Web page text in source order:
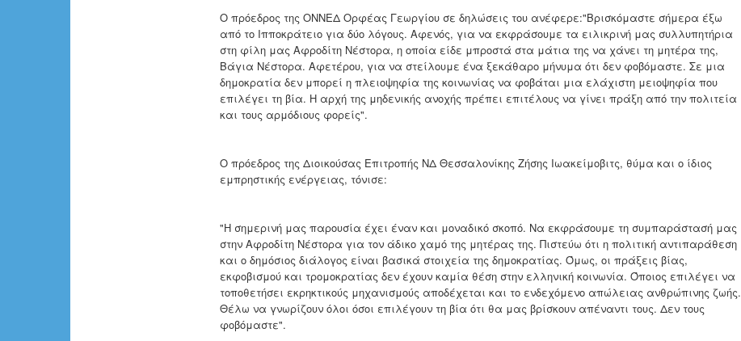
Ο πρόεδρος της ΟΝΝΕΔ Ορφέας Γεωργίου σε δηλώσεις του ανέφερε:"Βρισκόμαστε σήμερα έξω
από το Ιπποκράτειο για δύο λόγους. Αφενός, για να εκφράσουμε τα ειλικρινή μας συλλυπητήρια
στη φίλη μας Αφροδίτη Νέστορα, η οποία είδε μπροστά στα μάτια της να χάνει τη μητέρα της,
Βάγια Νέστορα. Αφετέρου, για να στείλουμε ένα ξεκάθαρο μήνυμα ότι δεν φοβόμαστε. Σε μια
δημοκρατία δεν μπορεί η πλειοψηφία της κοινωνίας να φοβάται μια ελάχιστη μειοψηφία που
επιλέγει τη βία. Η αρχή της μηδενικής ανοχής πρέπει επιτέλους να γίνει πράξη από την πολιτεία
και τους αρμόδιους φορείς".
Ο πρόεδρος της Διοικούσας Επιτροπής ΝΔ Θεσσαλονίκης Ζήσης Ιωακείμοβιτς, θύμα και ο ίδιος
εμπρηστικής ενέργειας, τόνισε:
"Η σημερινή μας παρουσία έχει έναν και μοναδικό σκοπό. Να εκφράσουμε τη συμπαράστασή μας
στην Αφροδίτη Νέστορα για τον άδικο χαμό της μητέρας της. Πιστεύω ότι η πολιτική αντιπαράθεση
και ο δημόσιος διάλογος είναι βασικά στοιχεία της δημοκρατίας. Όμως, οι πράξεις βίας,
εκφοβισμού και τρομοκρατίας δεν έχουν καμία θέση στην ελληνική κοινωνία. Όποιος επιλέγει να
τοποθετήσει εκρηκτικούς μηχανισμούς αποδέχεται και το ενδεχόμενο απώλειας ανθρώπινης ζωής.
Θέλω να γνωρίζουν όλοι όσοι επιλέγουν τη βία ότι θα μας βρίσκουν απέναντι τους. Δεν τους
φοβόμαστε".